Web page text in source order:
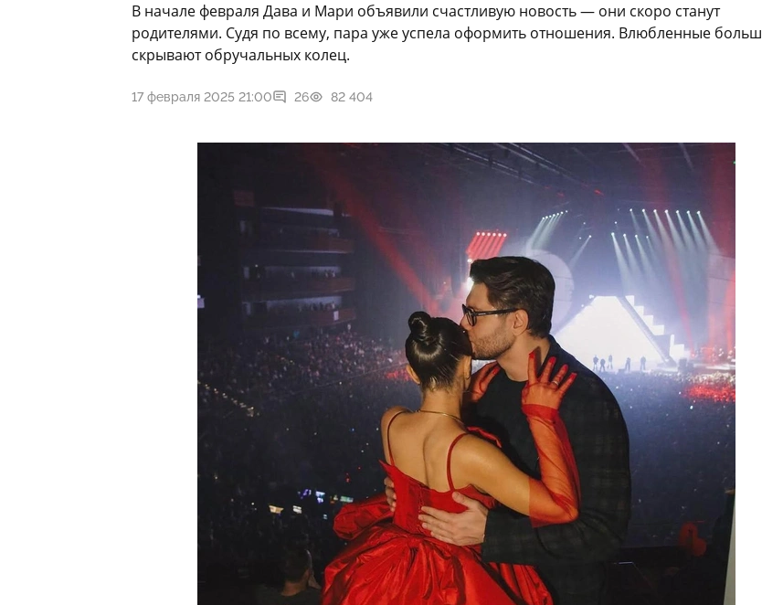
В начале февраля Дава и Мари объявили счастливую новость — они скоро станут
родителями. Судя по всему, пара уже успела оформить отношения. Влюбленные
скрывают обручальных колец.
17 февраля 2025 21:00 26 82 404